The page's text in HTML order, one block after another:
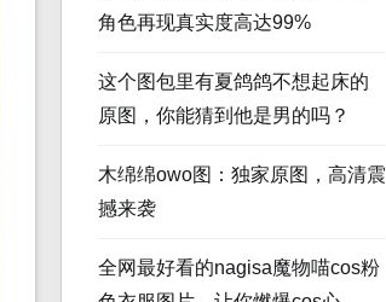
角色再现真实度高达99%
这个图包里有夏鸽鸽不想起床的
原图，你能猜到他是男的吗？
木绵绵owo图：独家原图，高清震
撼来袭
全网最好看的nagisa魔物喵cos粉